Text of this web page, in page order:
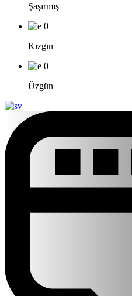
Şaşırmış
0
Kızgın
0
Üzgün